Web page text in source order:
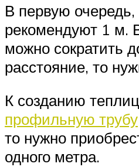
В первую
рекомендуют 1 м.
можно сократить
расстояние, то
К созданию
профильную трубу
то нужно
одного метра.